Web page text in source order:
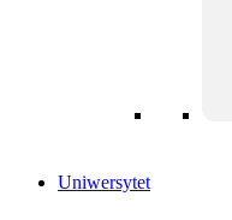
Uniwersytet